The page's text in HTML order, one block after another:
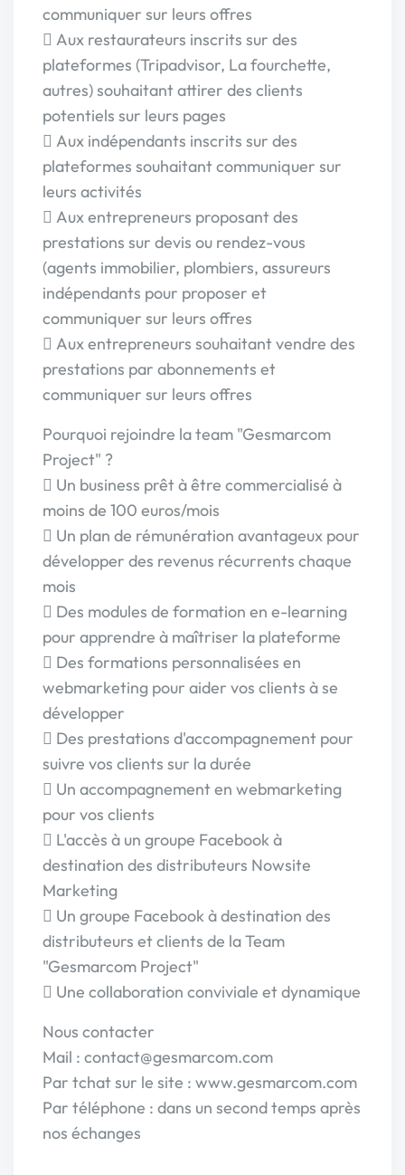
communiquer sur leurs offres
 Aux restaurateurs inscrits sur des
plateformes (Tripadvisor, La fourchette,
autres) souhaitant attirer des clients
potentiels sur leurs pages
 Aux indépendants inscrits sur des
plateformes souhaitant communiquer sur
leurs activités
 Aux entrepreneurs proposant des
prestations sur devis ou rendez-vous
(agents immobilier, plombiers, assureurs
indépendants pour proposer et
communiquer sur leurs offres
 Aux entrepreneurs souhaitant vendre des
prestations par abonnements et
communiquer sur leurs offres
Pourquoi rejoindre la team "Gesmarcom
Project" ?
 Un business prêt à être commercialisé à
moins de 100 euros/mois
 Un plan de rémunération avantageux pour
développer des revenus récurrents chaque
mois
 Des modules de formation en e-learning
pour apprendre à maîtriser la plateforme
 Des formations personnalisées en
webmarketing pour aider vos clients à se
développer
 Des prestations d'accompagnement pour
suivre vos clients sur la durée
 Un accompagnement en webmarketing
pour vos clients
 L'accès à un groupe Facebook à
destination des distributeurs Nowsite
Marketing
 Un groupe Facebook à destination des
distributeurs et clients de la Team
"Gesmarcom Project"
 Une collaboration conviviale et dynamique
Nous contacter
Mail : contact@gesmarcom.com
Par tchat sur le site : www.gesmarcom.com
Par téléphone : dans un second temps après
nos échanges